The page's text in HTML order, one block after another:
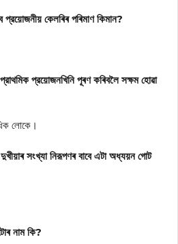
কেলৰিৰ পৰিমাণ কিমান?
প্রয়োজনখিনি পূৰণ কৰিবলৈ সক্ষম হোৱা
লোকে।
সংখ্যা নিরূপণৰ বাবে এটা অধ্যয়ন গোট
নাম কি?